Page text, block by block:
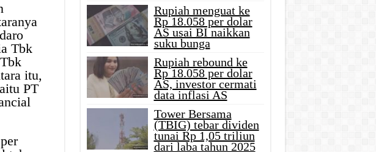
Tbk
itu,
PT
Rupiah menguat ke
Rp 18.058 per dolar
AS usai BI naikkan
suku bunga
Rupiah rebound ke
Rp 18.058 per dolar
AS, investor cermati
data inflasi AS
Tower Bersama
(TBIG) tebar dividen
tunai Rp 1,05 triliun
dari laba tahun 2025